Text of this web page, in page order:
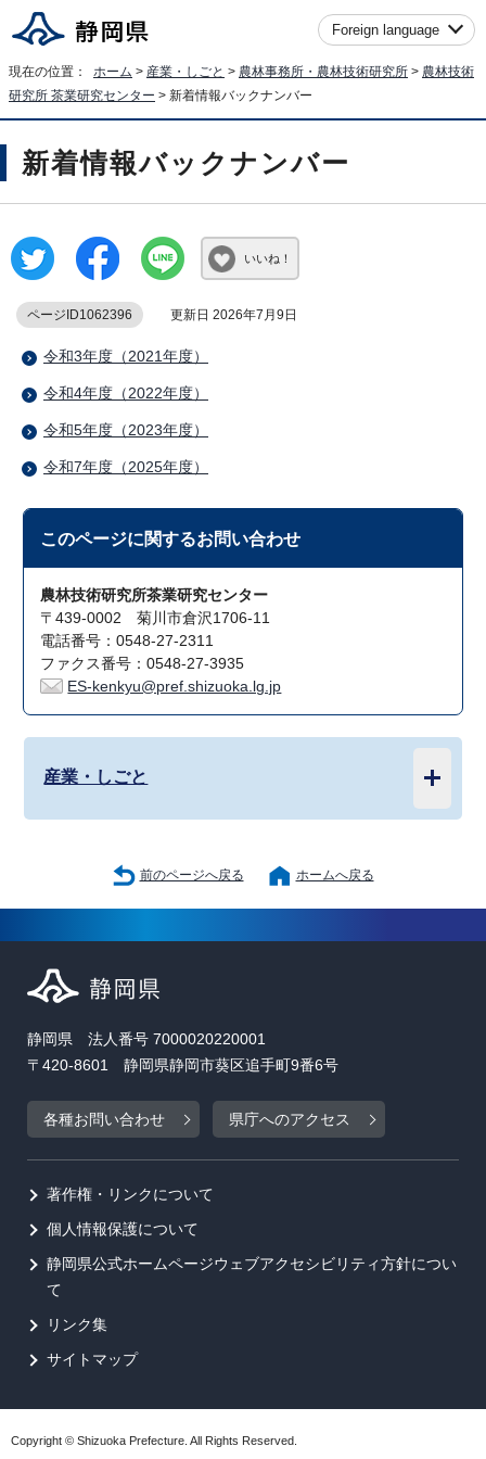
Foreign language
現在の位置： ホーム > 産業・しごと > 農林事務所・農林技術研究所 > 農林技術
研究所 茶業研究センター > 新着情報バックナンバー
新着情報バックナンバー
いいね！
ページID1062396 更新日 2026年7月9日
令和3年度（2021年度）
令和4年度（2022年度）
令和5年度（2023年度）
令和7年度（2025年度）
このページに関するお問い合わせ
農林技術研究所茶業研究センター
〒439-0002 菊川市倉沢1706-11
電話番号：0548-27-2311
ファクス番号：0548-27-3935
ES-kenkyu@pref.shizuoka.lg.jp
産業・しごと
前のページへ戻る ホームへ戻る
静岡県 法人番号 7000020220001
〒420-8601 静岡県静岡市葵区追手町9番6号
各種お問い合わせ 県庁へのアクセス
著作権・リンクについて
個人情報保護について
静岡県公式ホームページウェブアクセシビリティ方針につい
て
リンク集
サイトマップ
Copyright © Shizuoka Prefecture. All Rights Reserved.